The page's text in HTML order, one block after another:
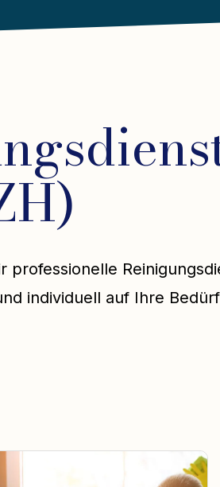
professionelle
individuell auf Ihre